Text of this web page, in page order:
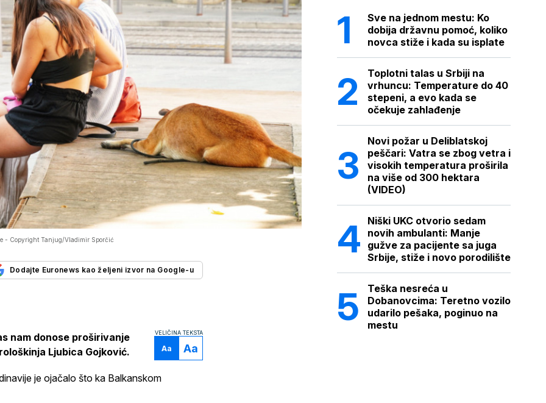
- Copyright Tanjug/Vladimir Sporčić
Dodajte Euronews kao željeni izvor na Google-u
VELIČINA TEKSTA
Aa Aa
nam donose proširivanje
Ljubica Gojković.
je ojačalo što ka Balkanskom
Sve na jednom mestu: Ko
dobija državnu pomoć, koliko
novca stiže i kada su isplate
Toplotni talas u Srbiji na
vrhuncu: Temperature do 40
stepeni, a evo kada se
očekuje zahlađenje
Novi požar u Deliblatskoj
peščari: Vatra se zbog vetra i
visokih temperatura proširila
na više od 300 hektara
(VIDEO)
Niški UKC otvorio sedam
novih ambulanti: Manje
gužve za pacijente sa juga
Srbije, stiže i novo porodilište
Teška nesreća u
Dobanovcima: Teretno vozilo
udarilo pešaka, poginuo na
mestu